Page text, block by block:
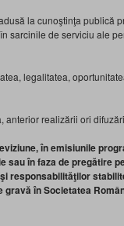
la cunoştinţa publică
sarcinile de serviciu ale
legalitatea,
realizării ori
în emisiunile
sau în faza de pregătire
responsabilităţilor
în Societatea